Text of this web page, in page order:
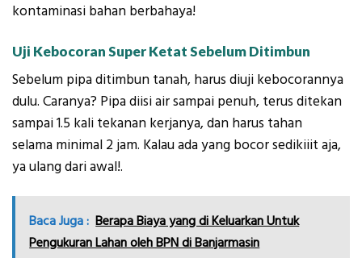
kontaminasi bahan berbahaya!
Uji Kebocoran Super Ketat Sebelum Ditimbun
Sebelum pipa ditimbun tanah, harus diuji kebocorannya
dulu. Caranya? Pipa diisi air sampai penuh, terus ditekan
sampai 1.5 kali tekanan kerjanya, dan harus tahan
selama minimal 2 jam. Kalau ada yang bocor sedikiiit aja,
ya ulang dari awal!.
Baca Juga : Berapa Biaya yang di Keluarkan Untuk
Pengukuran Lahan oleh BPN di Banjarmasin